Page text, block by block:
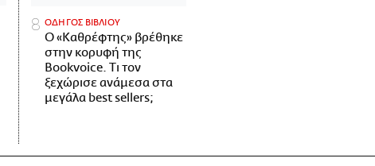
ΟΔΗΓΟΣ ΒΙΒΛΙΟΥ
Ο «Καθρέφτης» βρέθηκε
στην κορυφή της
Bookvoice. Τι τον
ξεχώρισε ανάμεσα στα
μεγάλα best sellers;